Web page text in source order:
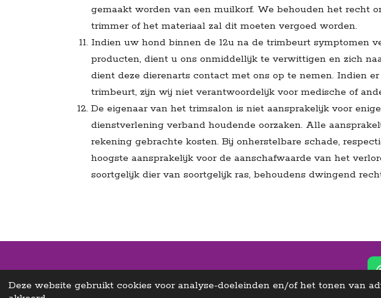
Deze website gebruikt cookies voor analyse-doeleinden en/of het tonen van
gemaakt worden van een muilkorf. We behouden het recht
trimmer of het materiaal zal dit moeten vergoed worden.
Indien uw hond binnen de 12u na de trimbeurt symptomen
producten, dient u ons onmiddellijk te verwittigen en zich
dient deze dierenarts contact met ons op te nemen. Indien
trimbeurt, zijn wij niet verantwoordelijk voor medische of
De eigenaar van het trimsalon is niet aansprakelijk voor
dienstverlening verband houdende oorzaken. Alle
rekening gebrachte kosten. Bij onherstelbare schade,
hoogste aansprakelijk voor de aanschafwaarde van het
soortgelijk dier van soortgelijk ras, behoudens dwingend
© 2022 - 2026 Pawze | Trimsalon grote honden - Hydrotherapie - Begeleiding in